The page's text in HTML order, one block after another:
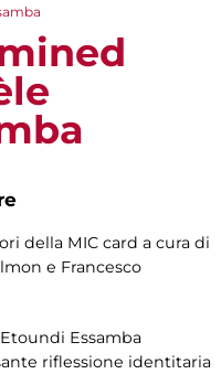
della MIC card a cura di
e Francesco
Essamba
riflessione identitaria